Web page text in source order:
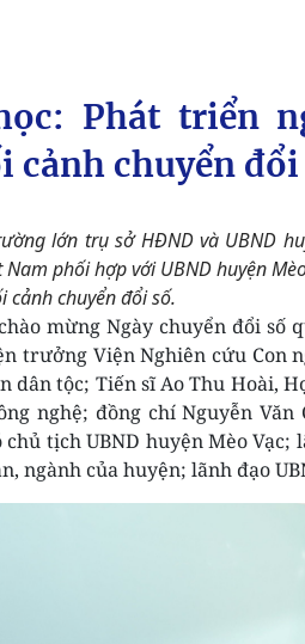
Phát triển
cảnh chuyển đổi
lớn trụ sở HĐND và UBND
Nam phối hợp với UBND huyện
chuyển đổi số.
mừng Ngày chuyển đổi số
trưởng Viện Nghiên cứu Con
dân tộc; Tiến sĩ Ao Thu Hoài,
nghệ; đồng chí Nguyễn
tịch UBND huyện Mèo
ngành của huyện; lãnh đạo